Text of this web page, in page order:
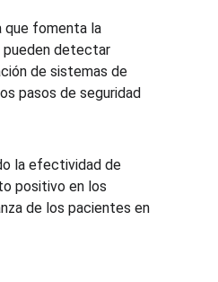
que fomenta la
pueden detectar
de sistemas de
pasos de seguridad
la efectividad de
positivo en los
de los pacientes en